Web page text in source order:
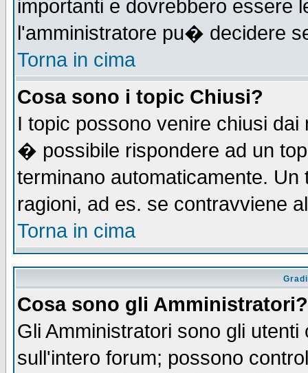
importanti e dovrebbero essere
l'amministratore pu� decidere
Torna in cima
Cosa sono i topic Chiusi?
I topic possono venire chiusi
� possibile rispondere ad un
terminano automaticamente.
ragioni, ad es. se contravviene
Torna in cima
Cosa sono gli Amministratori?
Gli Amministratori sono gli
sull'intero forum; possono